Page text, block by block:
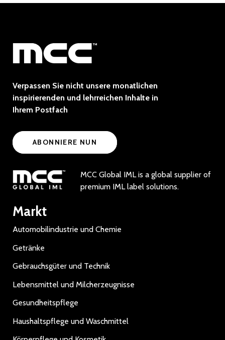
Verpassen Sie nicht unsere monatlichen
inspirierenden und lehrreichen Inhalte in
Ihrem Postfach
ABONNIERE NUN
MCC Global IML is a global supplier of
premium IML label solutions.
Markt
Automobilindustrie und Chemie
Getränke
Gebrauchsgüter und Technik
Lebensmittel und Milcherzeugnisse
Gesundheitspflege
Haushaltspflege und Waschmittel